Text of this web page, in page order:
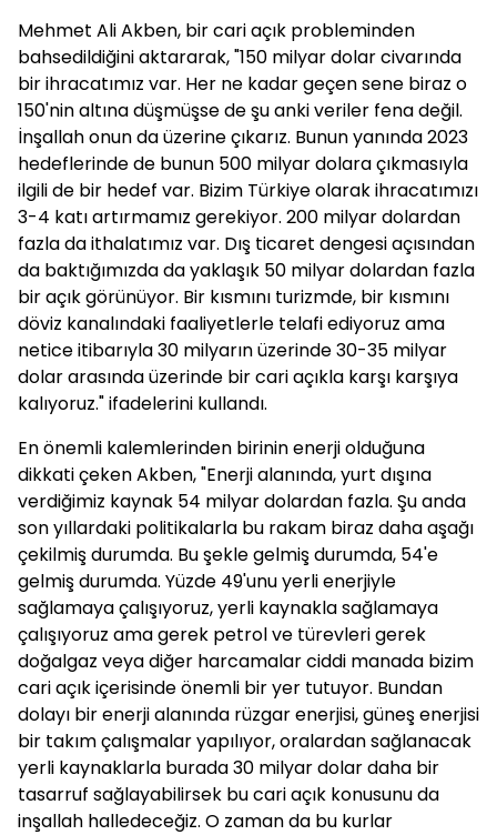
Mehmet Ali Akben, bir cari açık probleminden
bahsedildiğini aktararak, "150 milyar dolar civarında
bir ihracatımız var. Her ne kadar geçen sene biraz o
150'nin altına düşmüşse de şu anki veriler fena değil.
İnşallah onun da üzerine çıkarız. Bunun yanında 2023
hedeflerinde de bunun 500 milyar dolara çıkmasıyla
ilgili de bir hedef var. Bizim Türkiye olarak ihracatımızı
3-4 katı artırmamız gerekiyor. 200 milyar dolardan
fazla da ithalatımız var. Dış ticaret dengesi açısından
da baktığımızda da yaklaşık 50 milyar dolardan fazla
bir açık görünüyor. Bir kısmını turizmde, bir kısmını
döviz kanalındaki faaliyetlerle telafi ediyoruz ama
netice itibarıyla 30 milyarın üzerinde 30-35 milyar
dolar arasında üzerinde bir cari açıkla karşı karşıya
kalıyoruz." ifadelerini kullandı.
En önemli kalemlerinden birinin enerji olduğuna
dikkati çeken Akben, "Enerji alanında, yurt dışına
verdiğimiz kaynak 54 milyar dolardan fazla. Şu anda
son yıllardaki politikalarla bu rakam biraz daha aşağı
çekilmiş durumda. Bu şekle gelmiş durumda, 54'e
gelmiş durumda. Yüzde 49'unu yerli enerjiyle
sağlamaya çalışıyoruz, yerli kaynakla sağlamaya
çalışıyoruz ama gerek petrol ve türevleri gerek
doğalgaz veya diğer harcamalar ciddi manada bizim
cari açık içerisinde önemli bir yer tutuyor. Bundan
dolayı bir enerji alanında rüzgar enerjisi, güneş enerjisi
bir takım çalışmalar yapılıyor, oralardan sağlanacak
yerli kaynaklarla burada 30 milyar dolar daha bir
tasarruf sağlayabilirsek bu cari açık konusunu da
inşallah halledeceğiz. O zaman da bu kurlar